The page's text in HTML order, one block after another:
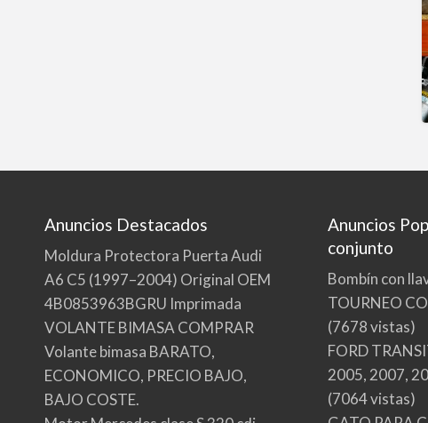
Anuncios Destacados
Moldura Protectora Puerta Audi
A6 C5 (1997–2004) Original OEM
4B0853963BGRU Imprimada
VOLANTE BIMASA COMPRAR
Volante bimasa BARATO,
ECONOMICO, PRECIO BAJO,
BAJO COSTE.
Anuncios
conjunto
Bombín con
TOURNEO
(7678 vistas)
FORD
2005, 2007,
(7064 vistas)